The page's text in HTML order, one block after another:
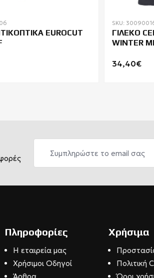
EUROCUT
SKU:
ΓΙΛΕΚΟ
WINTER
34,40€
Πληροφορίες
Η εταιρεία μας
Χρήσιμοι Οδηγοί
Χρήσιμα
Πολιτική